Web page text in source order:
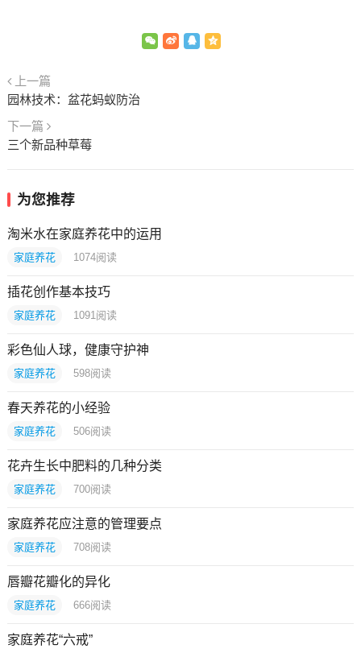
上一篇
园林技术：盆花蚂蚁防治
下一篇
三个新品种草莓
为您推荐
淘米水在家庭养花中的运用
家庭养花 1074阅读
插花创作基本技巧
家庭养花 1091 阅读
彩色仙人球，健康守护神
家庭养花 598阅读
春天养花的小经验
家庭养花 506阅读
花卉生长中肥料的几种分类
家庭养花 700阅读
家庭养花应注意的管理要点
家庭养花 708阅读
唇瓣花瓣化的异化
家庭养花 666阅读
家庭养花“六戒”